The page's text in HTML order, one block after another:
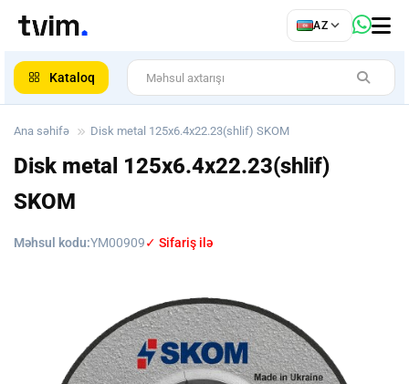
AZ
Kataloq
Ana səhifə Disk metal 125x6.4x22.23(shlif) SKOM
Disk metal 125x6.4x22.23(shlif)
SKOM
Məhsul kodu:YM00909✓ Sifariş ilə